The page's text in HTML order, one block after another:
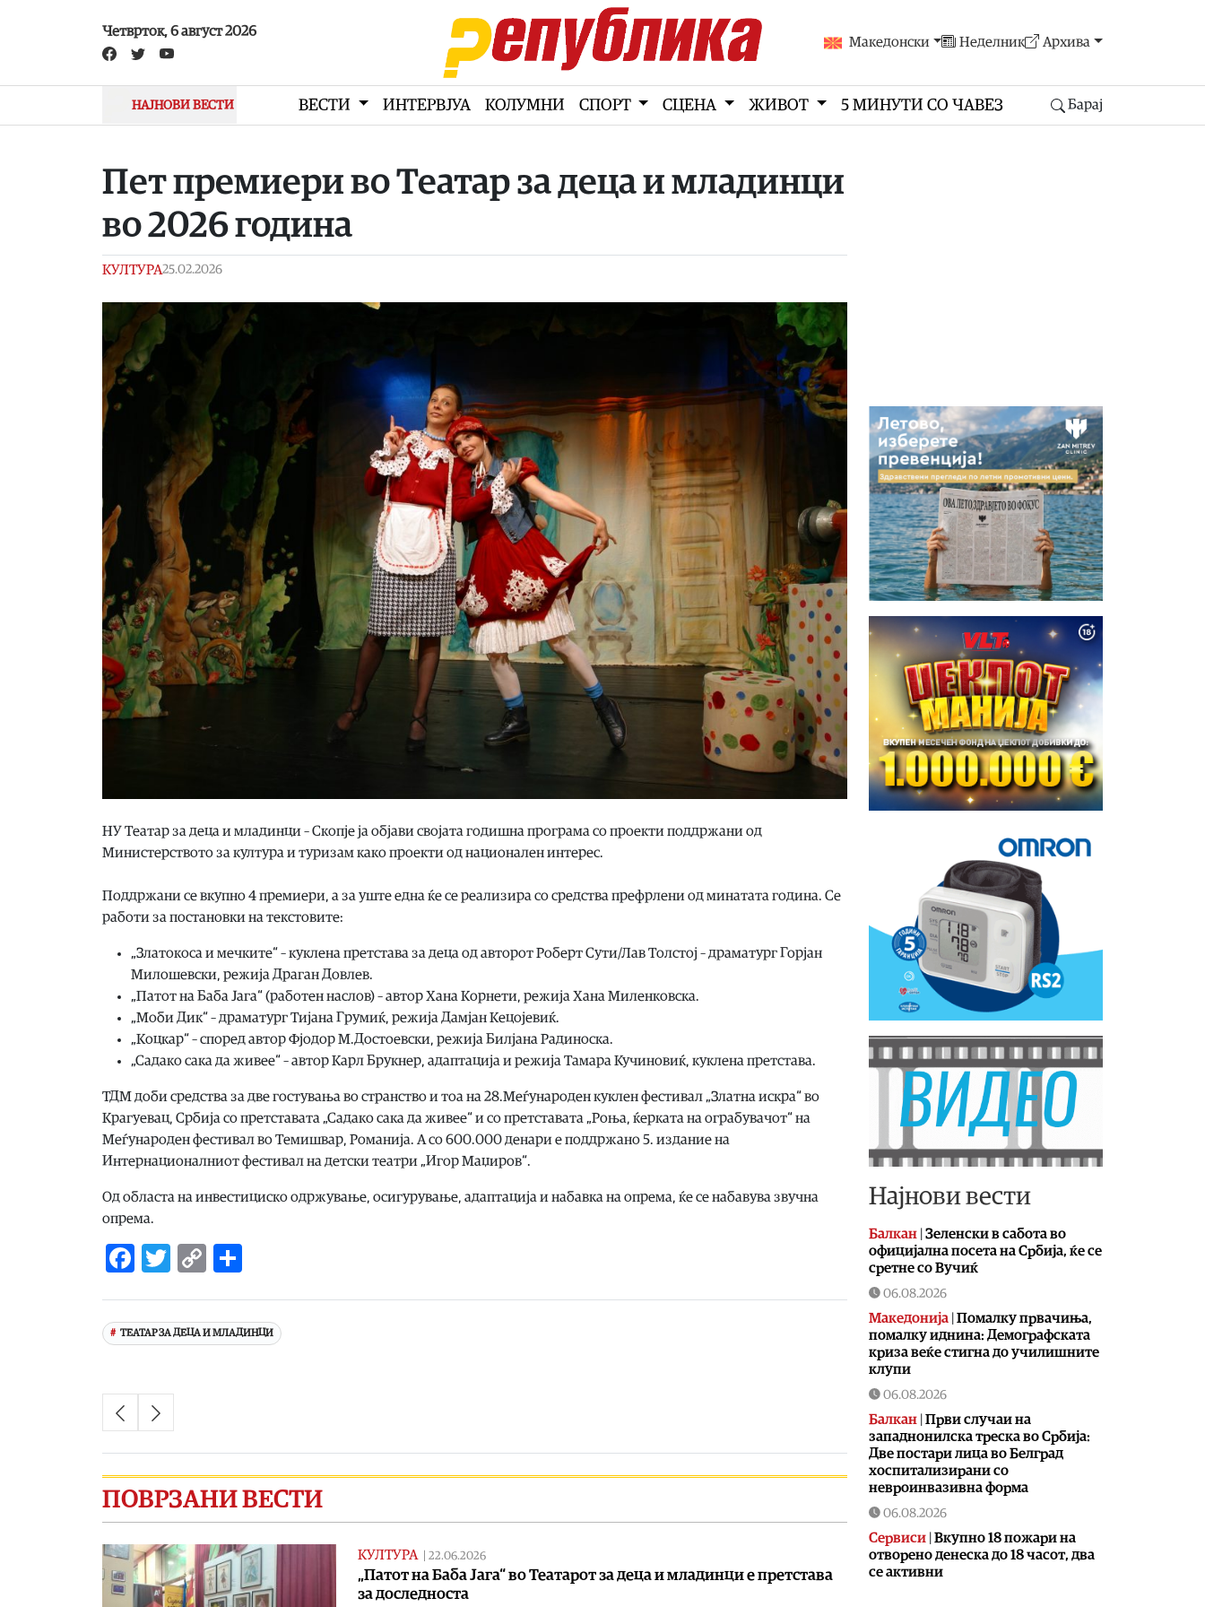
Четврток, 6 август 2026
Македонски Неделник Архива
НАЈНОВИ ВЕСТИ ВЕСТИ ИНТЕРВЈУА КОЛУМНИ СПОРТ СЦЕНА ЖИВОТ 5 МИНУТИ СО ЧАВЕЗ Барај
Пет премиери во Театар за деца и младинци
во 2026 година
КУЛТУРА25.02.2026
НУ Театар за деца и младинци – Скопје ја објави својата годишна програма со проекти поддржани од
Министерството за култура и туризам како проекти од национален интерес.
Поддржани се вкупно 4 премиери, а за уште една ќе се реализира со средства префрлени од минатата година. Се
работи за постановки на текстовите:
„Златокоса и мечките“ – куклена претстава за деца од авторот Роберт Сути/Лав Толстој – драматург Горјан
Милошевски, режија Драган Довлев.
„Патот на Баба Јага“ (работен наслов) – автор Хана Корнети, режија Хана Миленковска.
„Моби Дик“ – драматург Тијана Грумиќ, режија Дамјан Кецојевиќ.
„Коцкар“ – според автор Фјодор М.Достоевски, режија Билјана Радиноска.
„Садако сака да живее“ – автор Карл Брукнер, адаптација и режија Тамара Кучиновиќ, куклена претстава.
ТДМ доби средства за две гостувања во странство и тоа на 28.Меѓународен куклен фестивал „Златна искра“ во
Крагуевац, Србија со претставата „Садако сака да живее“ и со претставата „Роња, ќерката на ограбувачот“ на
Меѓународен фестивал во Темишвар, Романија. А со 600.000 денари е поддржано 5. издание на
Интернационалниот фестивал на детски театри „Игор Маџиров“.
Од областа на инвестициско одржување, осигурување, адаптација и набавка на опрема, ќе се набавува звучна
опрема.
Facebook
Twitter
Copy
ТЕАТАР ЗА ДЕЦА И МЛАДИНЦИ
ПОВРЗАНИ ВЕСТИ
КУЛТУРА | 22.06.2026
„Патот на Баба Јага“ во Театарот за деца и младинци е претстава
за доследноста
Најнови вести
Балкан | Зеленски в сабота во
официјална посета на Србија, ќе се
сретне со Вучиќ
06.08.2026
Македонија | Помалку првачиња,
помалку иднина: Демографската
криза веќе стигна до училишните
клупи
06.08.2026
Балкан | Први случаи на
западнонилска треска во Србија:
Две постари лица во Белград
хоспитализирани со
невроинвазивна форма
06.08.2026
Сервиси | Вкупно 18 пожари на
отворено денеска до 18 часот, два
се активни